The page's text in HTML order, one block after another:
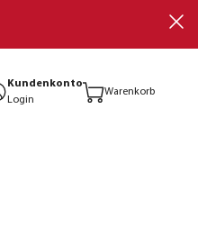
Kundenkonto
Login
Warenkorb